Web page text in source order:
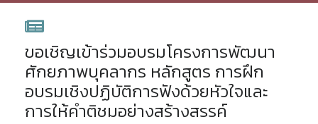
ขอเชิญเข้าร่วมอบรมโครงการพัฒนา
ศักยภาพบุคลากร หลักสูตร การฝึก
อบรมเชิงปฏิบัติการฟังด้วยหัวใจและ
การให้คำติชมอย่างสร้างสรรค์